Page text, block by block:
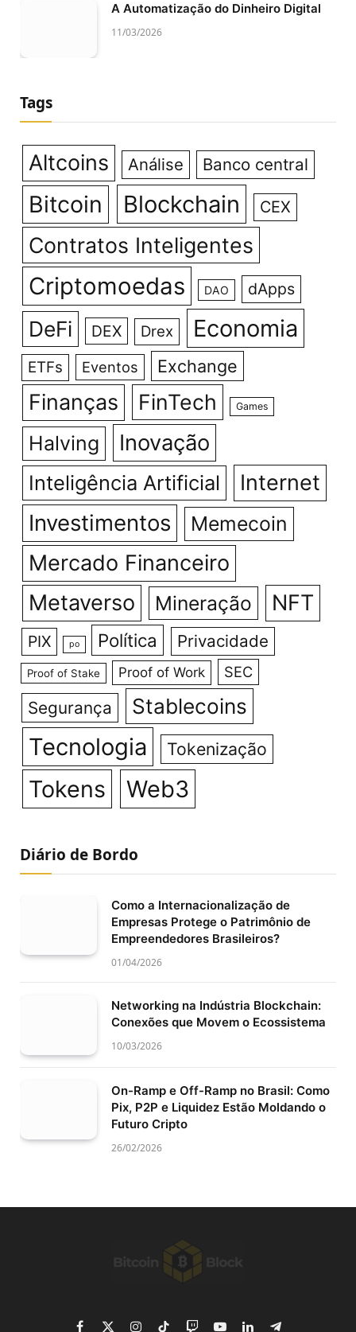
A Automatização do Dinheiro Digital
11/03/2026
Tags
Altcoins Análise Banco central
Bitcoin Blockchain CEX
Contratos Inteligentes
Criptomoedas DAO dApps
DeFi DEX Drex Economia
ETFs Eventos Exchange
Finanças FinTech Games
Halving Inovação
Inteligência Artificial Internet
Investimentos Memecoin
Mercado Financeiro
Metaverso
Mineração NFT
PIX po Política Privacidade
Proof of Stake Proof of Work SEC
Segurança Stablecoins
Tecnologia Tokenização
Tokens Web3
Diário de Bordo
Como a Internacionalização de
Empresas Protege o Patrimônio de
Empreendedores Brasileiros?
01/04/2026
Networking na Indústria Blockchain:
Conexões que Movem o Ecossistema
10/03/2026
On-Ramp e Off-Ramp no Brasil: Como
Pix, P2P e Liquidez Estão Moldando o
Futuro Cripto
26/02/2026